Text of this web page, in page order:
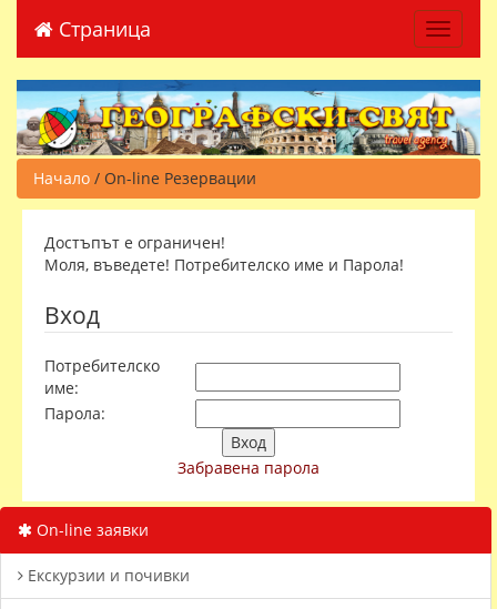
Страница Toggle
Начало / On-line Резервации
Достъпът е ограничен!
Моля, въведете! Потребителско име и Парола!
Вход
Потребителско
име:
Парола:
Забравена парола
On-line заявки
Екскурзии и почивки